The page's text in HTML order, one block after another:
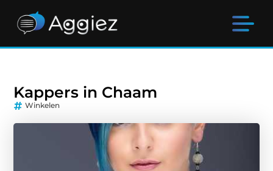
Kappers in Chaam
Winkelen